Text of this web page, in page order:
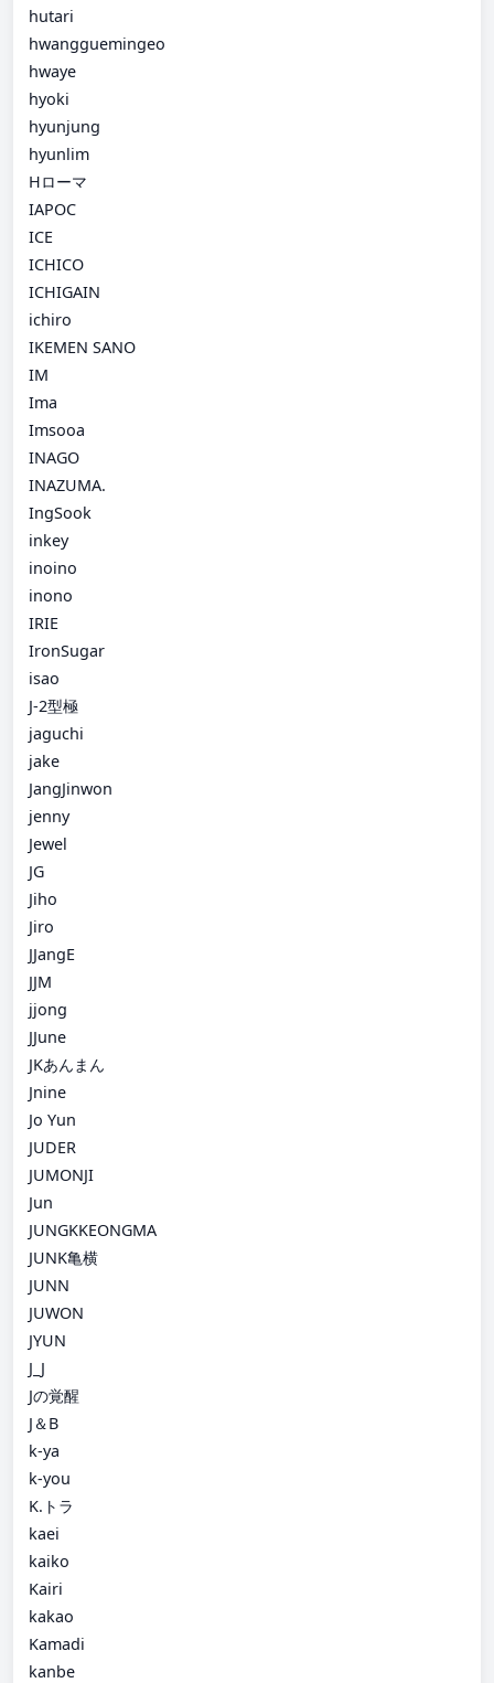
hutari
hwangguemingeo
hwaye
hyoki
hyunjung
hyunlim
Hローマ
IAPOC
ICE
ICHICO
ICHIGAIN
ichiro
IKEMEN SANO
IM
Ima
Imsooa
INAGO
INAZUMA.
IngSook
inkey
inoino
inono
IRIE
IronSugar
isao
J-2型極
jaguchi
jake
JangJinwon
jenny
Jewel
JG
Jiho
Jiro
JJangE
JJM
jjong
JJune
JKあんまん
Jnine
Jo Yun
JUDER
JUMONJI
Jun
JUNGKKEONGMA
JUNK亀横
JUNN
JUWON
JYUN
J_J
Jの覚醒
J＆B
k-ya
k-you
K.トラ
kaei
kaiko
Kairi
kakao
Kamadi
kanbe